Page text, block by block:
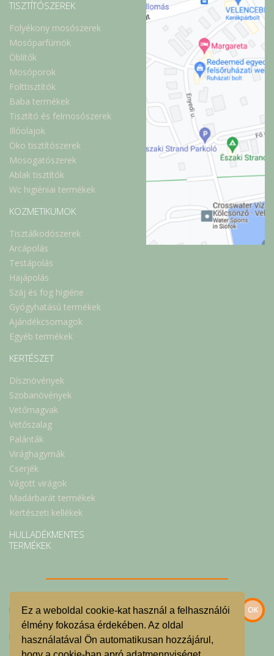
Ez a weboldal cookie-kat használ a felhasználói
élmény fokozása érdekében. Az oldal
használatával Ön automatikusan hozzájárul,
TISZTÍTÓSZEREK
Folyékony mosószerek
Mosóparfümök
Öblítők
Mosóporok
Folttisztítók
Baba termékek
Tisztító és felmosószerek
Illóolajok
Öko tisztítószerek
Mosogatószerek
Ablak tisztítók
Wc higiéniai termékek
KOZMETIKUMOK
Tisztálkodószerek
Arcápolás
Testápolás
Hajápolás
Száj és fog higiéne
Gyógyhatású termékek
Ajándékcsomagok
Egyéb termékek
KERTÉSZET
Dísznövények
Szobanövények
Vetőmagvak
Vetőszalag
Palánták
Virághagymák
Cserjék
Vágott virágok
Madárbarát termékek
Kertészeti kellékek
HULLADÉKMENTES
TERMÉKEK